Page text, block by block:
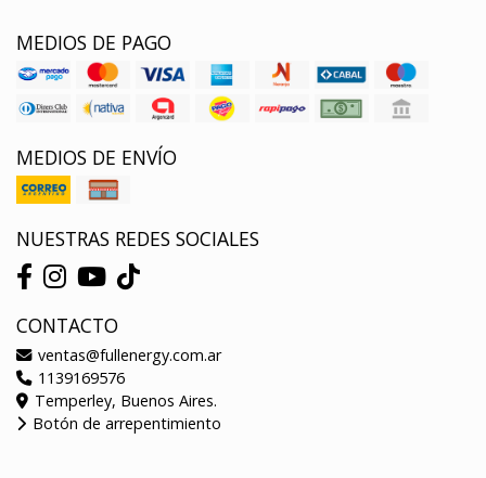
MEDIOS DE PAGO
MEDIOS DE ENVÍO
NUESTRAS REDES SOCIALES
CONTACTO
ventas@fullenergy.com.ar
1139169576
Temperley, Buenos Aires.
Botón de arrepentimiento